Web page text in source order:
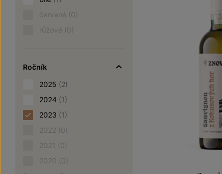
červené (0)
růžové (0)
Ročník
2025 (2)
2024 (1)
2023 (1)
2022 (0)
2021 (0)
2020 (0)